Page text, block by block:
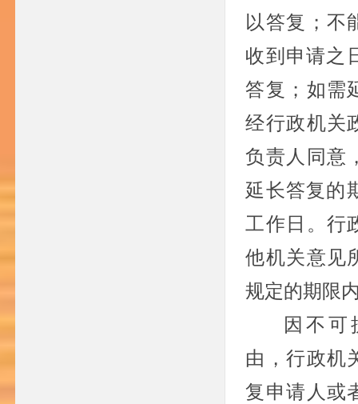
以答复；不
收到申请之
答复；如需
经行政机关
负责人同意
延长答复的
工作日。行
他机关意见
规定的期限
因不可
由，行政机
复申请人或